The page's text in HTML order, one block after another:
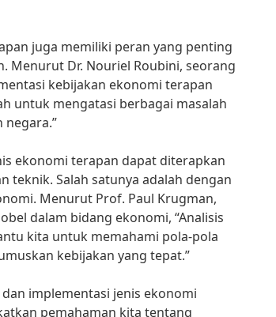
juga memiliki peran yang penting
Menurut Dr. Nouriel Roubini, seorang
kebijakan ekonomi terapan
untuk mengatasi berbagai masalah
negara.”
ekonomi terapan dapat diterapkan
teknik. Salah satunya adalah dengan
Menurut Prof. Paul Krugman,
dalam bidang ekonomi, “Analisis
kita untuk memahami pola-pola
kebijakan yang tepat.”
implementasi jenis ekonomi
pemahaman kita tentang